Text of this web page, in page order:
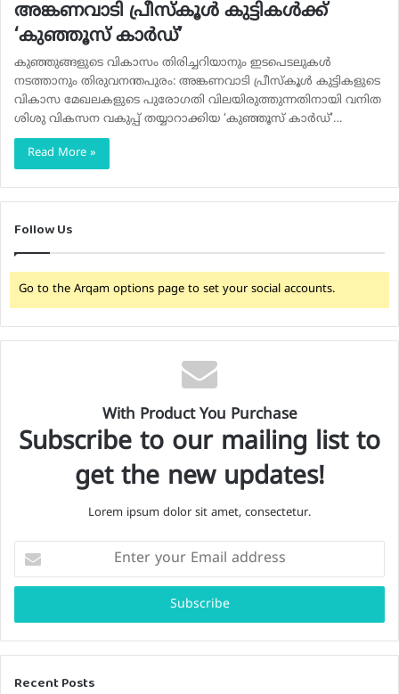
അങ്കണവാടി പ്രീസ്‌കൂള്‍ കുട്ടികള്‍ക്ക്
‘കുഞ്ഞൂസ് കാര്‍ഡ്’
കുഞ്ഞുങ്ങളുടെ വികാസം തിരിച്ചറിയാനും ഇടപെടലുകള്‍
നടത്താനും തിരുവനന്തപുരം: അങ്കണവാടി പ്രീസ്‌കൂള്‍ കുട്ടികളുടെ
വികാസ മേഖലകളുടെ പുരോഗതി വിലയിരുത്തുന്നതിനായി വനിത
ശിശു വികസന വകുപ്പ് തയ്യാറാക്കിയ ‘കുഞ്ഞൂസ് കാര്‍ഡ്’…
Read More »
Follow Us
Go to the Arqam options page to set your social accounts.
With Product You Purchase
Subscribe to our mailing list to
get the new updates!
Lorem ipsum dolor sit amet, consectetur.
t
r
y
u
Recent Posts